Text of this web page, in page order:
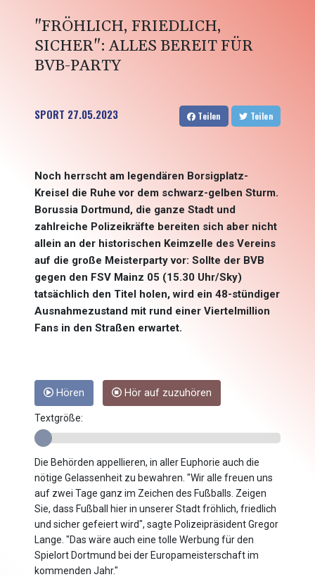
"FRÖHLICH, FRIEDLICH,
SICHER": ALLES BEREIT FÜR
BVB-PARTY
SPORT 27.05.2023 Teilen Teilen
Noch herrscht am legendären Borsigplatz-
Kreisel die Ruhe vor dem schwarz-gelben Sturm.
Borussia Dortmund, die ganze Stadt und
zahlreiche Polizeikräfte bereiten sich aber nicht
allein an der historischen Keimzelle des Vereins
auf die große Meisterparty vor: Sollte der BVB
gegen den FSV Mainz 05 (15.30 Uhr/Sky)
tatsächlich den Titel holen, wird ein 48-stündiger
Ausnahmezustand mit rund einer Viertelmillion
Fans in den Straßen erwartet.
Hören Hör auf zuzuhören
Textgröße:
Die Behörden appellieren, in aller Euphorie auch die
nötige Gelassenheit zu bewahren. "Wir alle freuen uns
auf zwei Tage ganz im Zeichen des Fußballs. Zeigen
Sie, dass Fußball hier in unserer Stadt fröhlich, friedlich
und sicher gefeiert wird", sagte Polizeipräsident Gregor
Lange. "Das wäre auch eine tolle Werbung für den
Spielort Dortmund bei der Europameisterschaft im
kommenden Jahr."